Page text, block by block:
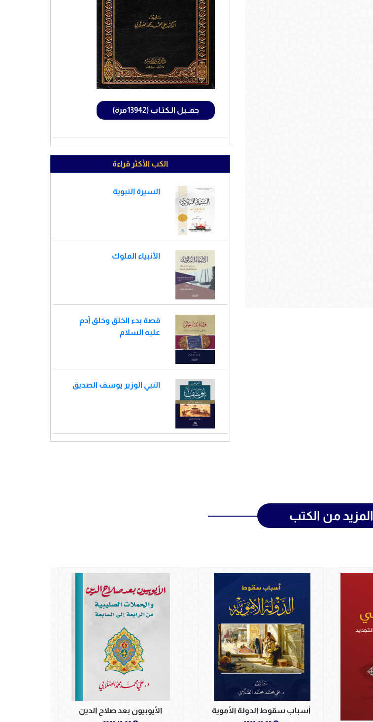
حمــيل الـكتـاب (13942مرة)
الكب الأكثر قراءة
السيرة النبوية
الأنبياء الملوك
قصة بدء الخلق وخلق آدم
عليه السلام
النبي الوزير يوسف الصديق
المزيد من الكتب
أسباب سقوط الدولة الأموية الأيوبيون بعد صلاح الدين